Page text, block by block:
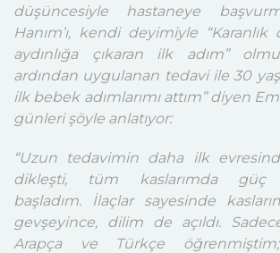
düşüncesiyle hastaneye
Hanım’ı, kendi deyimiyle “Karanlık
aydınlığa çıkaran ilk adım”
ardından uygulanan tedavi ile 30
ilk bebek adımlarımı attım” diyen
günleri şöyle anlatıyor:
“Uzun tedavimin daha ilk
dikleşti, tüm kaslarımda güç
başladım. İlaçlar sayesinde
gevşeyince, dilim de açıldı.
Arapça ve Türkçe öğrenmiştim;